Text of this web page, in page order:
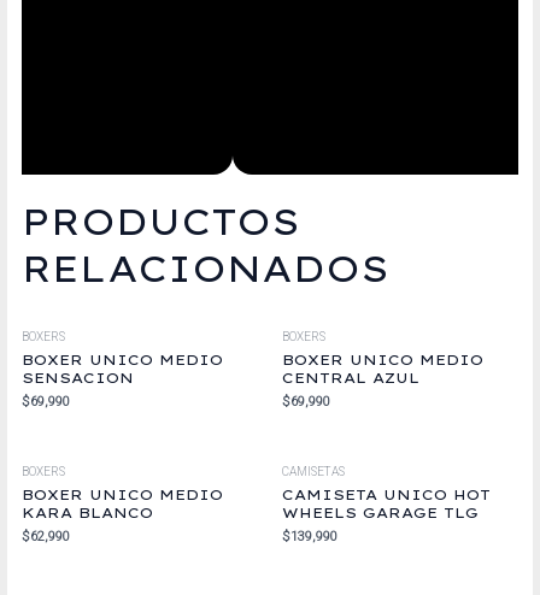
PRODUCTOS
RELACIONADOS
BOXERS
BOXER UNICO MEDIO
SENSACION
$69,990
BOXERS
BOXER UNICO MEDIO
CENTRAL AZUL
$69,990
BOXERS
BOXER UNICO MEDIO
KARA BLANCO
$62,990
CAMISETAS
CAMISETA UNICO HOT
WHEELS GARAGE TLG
$139,990